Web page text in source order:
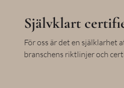
Självklart
För oss är det en själklarhet
branschens riktlinjer och